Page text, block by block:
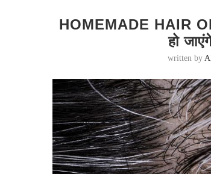
HOMEMADE HAIR
हो
written by